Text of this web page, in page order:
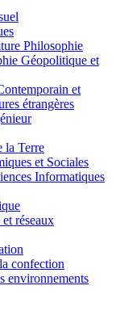
Philosophie
Géopolitique et
et
étrangères
la Terre
et Sociales
Informatiques
réseaux
confection
environnements